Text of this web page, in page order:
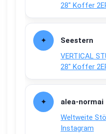
28″ Koffer
Seestern
VERTICAL
28″ Koffer
alea-normai
Weltweite
Instagram